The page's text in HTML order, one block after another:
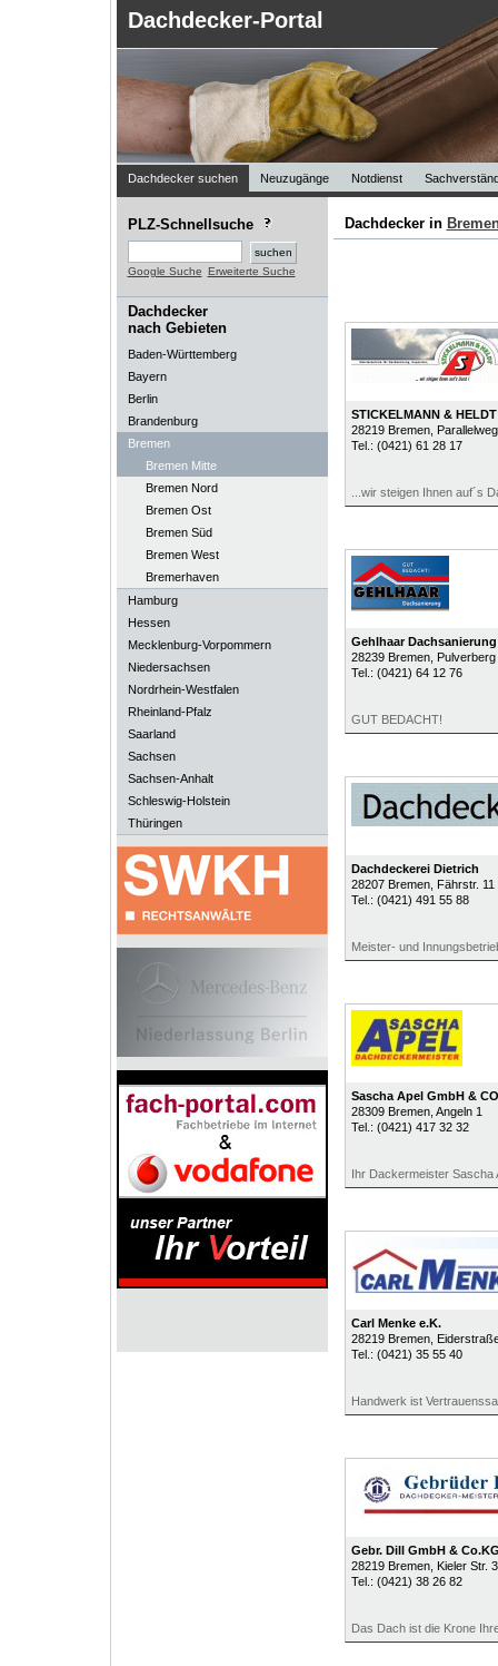
Dachdecker-Portal
Dachdecker suchen Neuzugänge Notdienst
PLZ-Schnellsuche
Google Suche Erweiterte Suche
Dachdecker
nach Gebieten
Baden-Württemberg
Bayern
Berlin
Brandenburg
Bremen
Bremen Mitte
Bremen Nord
Bremen Ost
Bremen Süd
Bremen West
Bremerhaven
Hamburg
Hessen
Mecklenburg-Vorpommern
Niedersachsen
Nordrhein-Westfalen
Rheinland-Pfalz
Saarland
Sachsen
Sachsen-Anhalt
Schleswig-Holstein
Thüringen
Dachdecker in
STICKELMANN &
28219 Bremen,
Tel.: (0421) 61 28 17
...wir steigen Ihnen auf´s
Gehlhaar Dachsanierung
28239 Bremen, Pulverberg
Tel.: (0421) 64 12 76
GUT BEDACHT!
Dachdeckerei Dietrich
28207 Bremen, Fährstr. 11
Tel.: (0421) 491 55 88
Meister- und
Sascha Apel GmbH &
28309 Bremen, Angeln 1
Tel.: (0421) 417 32 32
Ihr Dackermeister Sascha
Carl Menke e.K.
28219 Bremen,
Tel.: (0421) 35 55 40
Handwerk ist
Gebr. Dill GmbH &
28219 Bremen, Kieler Str. 3
Tel.: (0421) 38 26 82
Das Dach ist die Krone